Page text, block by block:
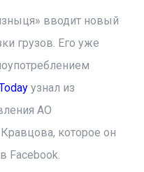
вводит новый
грузов. Его уже
узнал из
АО
которое он
Facebook.